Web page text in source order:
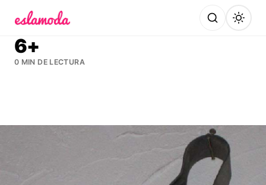
6+
0 MIN DE LECTURA